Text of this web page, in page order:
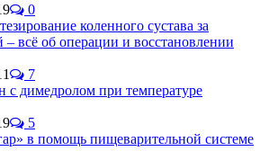
0
коленного сустава за
– всё об операции и восстановлении
7
с димедролом при температуре
5
в помощь пищеварительной системе